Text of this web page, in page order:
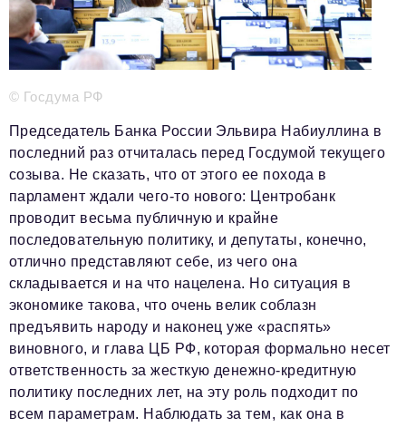
Информационный отдел
info@business-magazine.online
Отдел рекламы
podpiska@business-magazine.online
Отдел по работе с партнерами
partner@business-magazine.online
© Госдума РФ
Председатель Банка России Эльвира Набиуллина в
последний раз отчиталась перед Госдумой текущего
созыва. Не сказать, что от этого ее похода в
парламент ждали чего-то нового: Центробанк
проводит весьма публичную и крайне
последовательную политику, и депутаты, конечно,
отлично представляют себе, из чего она
складывается и на что нацелена. Но ситуация в
экономике такова, что очень велик соблазн
предъявить народу и наконец уже «распять»
виновного, и глава ЦБ РФ, которая формально несет
ответственность за жесткую денежно-кредитную
политику последних лет, на эту роль подходит по
всем параметрам. Наблюдать за тем, как она в